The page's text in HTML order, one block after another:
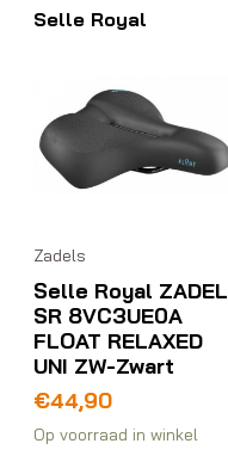
Selle Royal
Zadels
Selle Royal ZADEL
SR 8VC3UE0A
FLOAT RELAXED
UNI ZW-Zwart
€44,90
Op voorraad in winkel